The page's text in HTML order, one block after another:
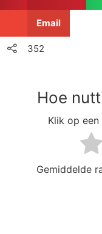
Email
352
Hoe
Klik op
Gemiddelde